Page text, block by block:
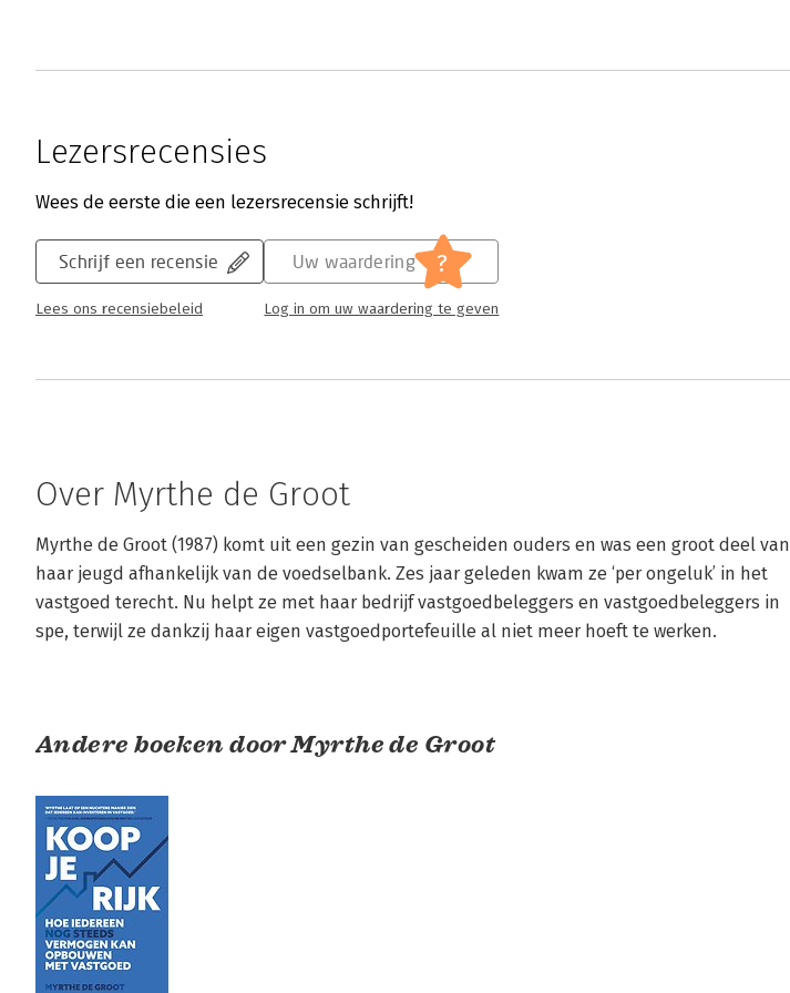
Lezersrecensies
Wees de eerste die een lezersrecensie schrijft!
Schrijf een recensie
Lees ons recensiebeleid
Uw waardering ?
Log in om uw waardering te geven
Over Myrthe de Groot
Myrthe de Groot (1987) komt uit een gezin van gescheiden ouders en was een groot deel van
haar jeugd afhankelijk van de voedselbank. Zes jaar geleden kwam ze ‘per ongeluk’ in het
vastgoed terecht. Nu helpt ze met haar bedrijf vastgoedbeleggers en vastgoedbeleggers in
spe, terwijl ze dankzij haar eigen vastgoedportefeuille al niet meer hoeft te werken.
Andere boeken door Myrthe de Groot